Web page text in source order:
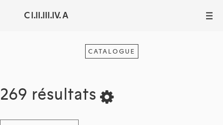
C I.II.III.IV. A III
CATALOGUE
269 résultats